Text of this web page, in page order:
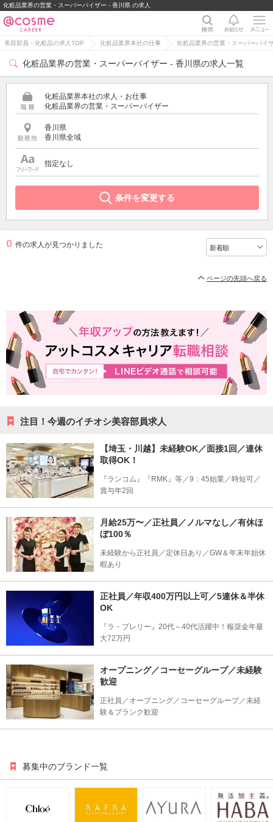
化粧品業界の営業・スーパーバイザー - 香川県 の求人
美容部員・化粧品の求人TOP 化粧品業界本社の仕事 化粧品業界の営業・スーパーバイ
化粧品業界の営業・スーパーバイザー - 香川県の求人一覧
化粧品業界本社の求人・お仕事
化粧品業界の営業・スーパーバイザー
香川県
香川県全域
指定なし
条件を変更する
0 件の求人が見つかりました
ページの先頭へ戻る
注目！今週のイチオシ美容部員求人
【埼玉・川越】未経験OK／面接1回／連休
取得OK！
『ランコム』『RMK』等／9：45始業／時短可／
賞与年2回
月給25万〜／正社員／ノルマなし／有休ほ
ぼ100％
未経験から正社員／定休日あり／GW＆年末年始休
暇あり
正社員／年収400万円以上可／5連休＆半休
OK
『ラ・プレリー』20代～40代活躍中！報奨金年最
大72万円
オープニング／コーセーグループ／未経験
歓迎
正社員／オープニング／コーセーグループ／未経
験＆ブランク歓迎
募集中のブランド一覧